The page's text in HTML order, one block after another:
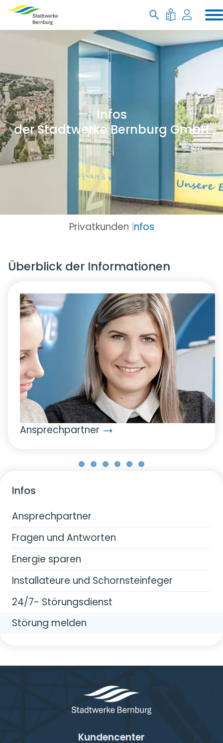
Infos
der Stadtwerke Bernburg GmbH
Privatkunden Infos
Überblick der Informationen
Ansprechpartner
Infos
Navigation
überspringen
Ansprechpartner
Fragen und Antworten
Energie sparen
Installateure und Schornsteinfeger
24/7- Störungsdienst
Störung melden
Kundencenter